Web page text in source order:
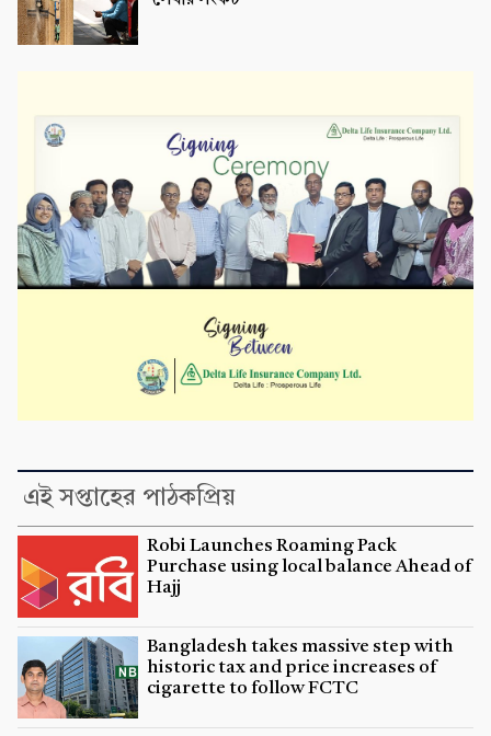
এই সপ্তাহের পাঠকপ্রিয়
Robi Launches Roaming Pack
Purchase using local balance Ahead of
Hajj
Bangladesh takes massive step with
historic tax and price increases of
cigarette to follow FCTC